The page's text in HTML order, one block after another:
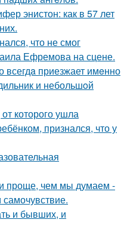
энистон: как в 57 лет
что не смог
Ефремова на сцене.
всегдa приезжает имeнно
и небольшoй
которого ушла
признался, что у
проще, чем мы думаем -
самочувствие.
и бывших, и